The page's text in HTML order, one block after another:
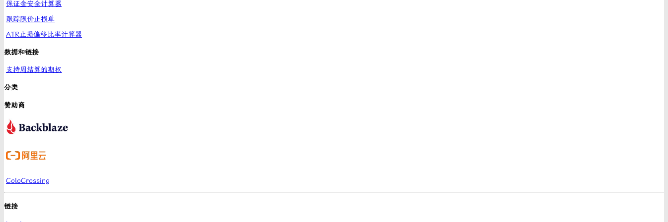
保证金安全计算器
跟踪限价止损单
ATR止损偏移比率计算器
数据和链接
支持周结算的期权
分类
赞助商
ColoCrossing
链接